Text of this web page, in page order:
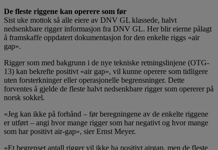
De fleste riggene kan operere som før
Sist uke mottok så alle eiere av DNV GL klassede, halvt
nedsenkbare rigger informasjon fra DNV GL. Her blir eierne pålagt
å framskaffe oppdatert dokumentasjon for den enkelte riggs «air
gap».
Rigger som med bakgrunn i de nye tekniske retningslinjene (OTG-
13) kan bekrefte positivt «air gap», vil kunne operere som tidligere
uten forsterkninger eller operasjonelle begrensninger. Dette
forventes å gjelde de fleste halvt nedsenkbare rigger som opererer på
norsk sokkel.
«Jeg kan ikke på forhånd – før beregningene av de enkelte riggene
er utført – angi hvor mange rigger som har negativt og hvor mange
som har positivt air-gap», sier Ernst Meyer.
«Et begrenset antall rigger vil ikke ha positivt airgap, men de fleste